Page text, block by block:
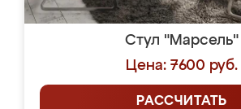
Стул "Марсель"
Цена: 7600 руб.
РАССЧИТАТЬ